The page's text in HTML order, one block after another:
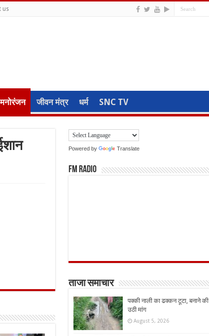
us
मनोरंजन जीवन मंत्र धर्म SNC TV
Powered by Translate
FM Radio
ताजा समाचार
पक्की नाली का ढक्कन टूटा, बनाने की
उठी मांग
August 5, 2026